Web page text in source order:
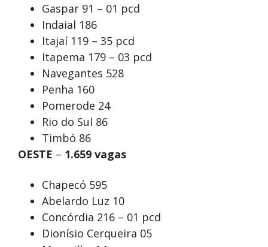
Gaspar 91 – 01 pcd
Indaial 186
Itajaí 119 – 35 pcd
Itapema 179 – 03 pcd
Navegantes 528
Penha 160
Pomerode 24
Rio do Sul 86
Timbó 86
OESTE – 1.659 vagas
Chapecó 595
Abelardo Luz 10
Concórdia 216 – 01 pcd
Dionísio Cerqueira 05